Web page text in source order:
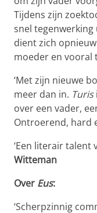
Tijdens zijn
snel
dient zich
moeder en vooral
‘Met zijn nieuwe
meer dan in. Turis
over een vader,
Ontroerend, hard
‘Een literair talent
Witteman
Over Eus:
‘Scherpzinnig